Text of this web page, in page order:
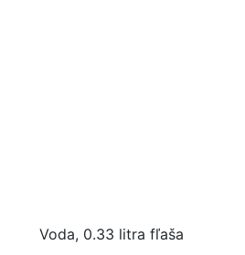
Voda, 0.33 litra fľaša